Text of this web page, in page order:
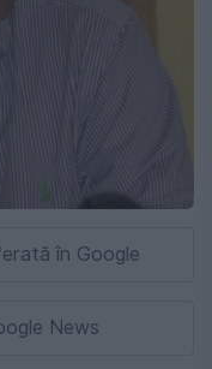
în Google
News